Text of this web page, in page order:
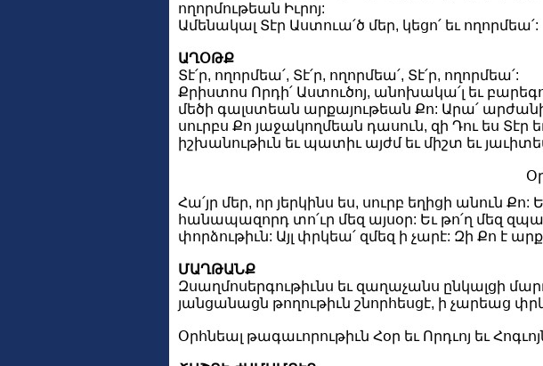
ողորմութեան Իւրոյ:
Ամենակալ Տէր Աստուա՛ծ մեր, կեցո՛ եւ ողորմեա՛:
ԱՂՕԹՔ
Տէ՛ր, ողորմեա՛, Տէ՛ր, ողորմեա՛, Տէ՛ր, ողորմեա՛:
Քրիստոս Որդի՛ Աստուծոյ, անոխակա՛լ եւ
մեծի գալստեան արքայութեան Քո: Արա՛
սուրբս Քո յաջակողմեան դասուն, զի Դու ես Տէր
իշխանութիւն եւ պատիւ այժմ եւ միշտ եւ
Հա՛յր մեր, որ յերկինս ես, սուրբ եղիցի անուն
հանապազորդ տո՛ւր մեզ այսօր: Եւ թո՛ղ մեզ
փորձութիւն: Այլ փրկեա՛ զմեզ ի չարէ: Զի Քո է
ՄԱՂԹԱՆՔ
Զսաղմոսերգութիւնս եւ զաղաչանս ընկալցի
յանցանացն թողութիւն շնորհեսցէ, ի չարեաց
Օրհնեալ թագաւորութիւն Հօր եւ Որդւոյ եւ